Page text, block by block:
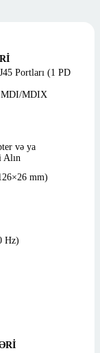
Portları (1 PD
MDI/MDIX
və ya
Alın
mm)
Hz)